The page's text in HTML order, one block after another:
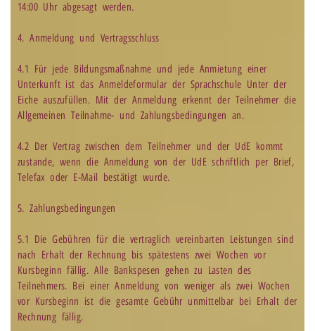
14:00 Uhr abgesagt werden.
4. Anmeldung und Vertragsschluss
4.1 Für jede Bildungsmaßnahme und jede Anmietung einer
Unterkunft ist das Anmeldeformular der Sprachschule Unter der
Eiche auszufüllen. Mit der Anmeldung erkennt der Teilnehmer die
Allgemeinen Teilnahme- und Zahlungsbedingungen an.
4.2 Der Vertrag zwischen dem Teilnehmer und der UdE kommt
zustande, wenn die Anmeldung von der UdE schriftlich per Brief,
Telefax oder E-Mail bestätigt wurde.
5. Zahlungsbedingungen
5.1 Die Gebühren für die vertraglich vereinbarten Leistungen sind
nach Erhalt der Rechnung bis spätestens zwei Wochen vor
Kursbeginn fällig. Alle Bankspesen gehen zu Lasten des
Teilnehmers. Bei einer Anmeldung von weniger als zwei Wochen
vor Kursbeginn ist die gesamte Gebühr unmittelbar bei Erhalt der
Rechnung fällig.